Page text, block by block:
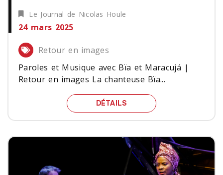
Le Journal de Nicolas Houle
24 mars 2025
Retour en images
Paroles et Musique avec Bïa et Maracujá |
Retour en images La chanteuse Bïa...
DÉTAILS PAROLES ET MUSIQUE